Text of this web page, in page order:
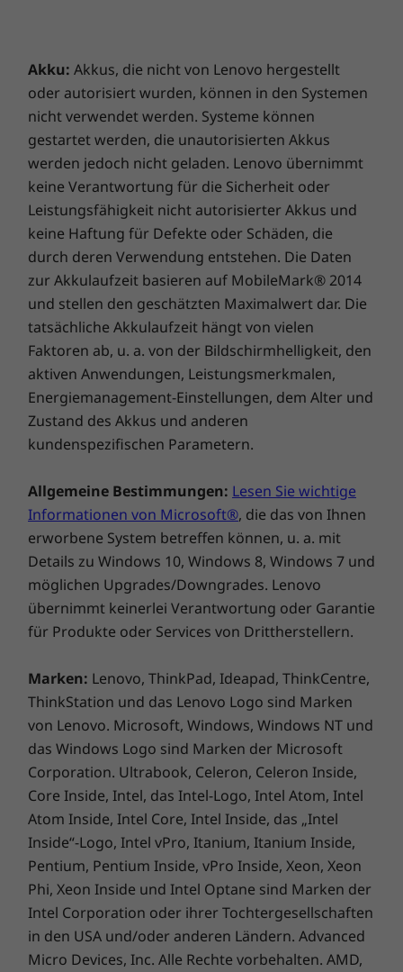
Ultimative
Portabilität und
Haltbarkeit
Das Lenovo Chromebook Duet 11″ ist ab nur
0,51 kg erhältlich. Es ist nur 7,6 mm dünn und
wurde für die Verwendung unterwegs
entwickelt. Mit einem spritzwassergeschützten
Gehäuse und der MIL-810H-Zertifizierung nach
Militärstandard kann es die Abenteuer des
Lebens bewältigen. Außerdem können Sie
hellen 400 cd/m² großen Display den ganzen
Tag sowohl drinnen als auch draußen lesen.
*Die Akkulaufzeit kann je nach Nutzung und anderen Bedingungen
Hochwertige
Webcams für jeden
Anlass
Akku: Akkus, die nicht von Lenovo hergestellt
oder autorisiert wurden, können in den Systemen
nicht verwendet werden. Systeme können
gestartet werden, die unautorisierten Akkus
werden jedoch nicht geladen. Lenovo übernimmt
keine Verantwortung für die Sicherheit oder
Leistungsfähigkeit nicht autorisierter Akkus und
keine Haftung für Defekte oder Schäden, die
durch deren Verwendung entstehen. Die Daten
zur Akkulaufzeit basieren auf MobileMark® 2014
und stellen den geschätzten Maximalwert dar. Die
tatsächliche Akkulaufzeit hängt von vielen
Faktoren ab, u. a. von der Bildschirmhelligkeit, den
aktiven Anwendungen, Leistungsmerkmalen,
Energiemanagement-Einstellungen, dem Alter und
Zustand des Akkus und anderen
kundenspezifischen Parametern.
Allgemeine Bestimmungen: Lesen Sie wichtige
Informationen von Microsoft®, die das von Ihnen
erworbene System betreffen können, u. a. mit
Details zu Windows 10, Windows 8, Windows 7 und
möglichen Upgrades/Downgrades. Lenovo
übernimmt keinerlei Verantwortung oder Garantie
für Produkte oder Services von Drittherstellern.
Marken: Lenovo, ThinkPad, Ideapad, ThinkCentre,
ThinkStation und das Lenovo Logo sind Marken
von Lenovo. Microsoft, Windows, Windows NT und
das Windows Logo sind Marken der Microsoft
Corporation. Ultrabook, Celeron, Celeron Inside,
Core Inside, Intel, das Intel-Logo, Intel Atom, Intel
Atom Inside, Intel Core, Intel Inside, das „Intel
Inside“-Logo, Intel vPro, Itanium, Itanium Inside,
Pentium, Pentium Inside, vPro Inside, Xeon, Xeon
Phi, Xeon Inside und Intel Optane sind Marken der
Intel Corporation oder ihrer Tochtergesellschaften
in den USA und/oder anderen Ländern. Advanced
Micro Devices, Inc. Alle Rechte vorbehalten. AMD,